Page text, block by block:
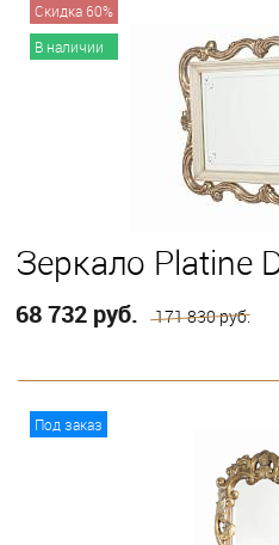
Скидка 60%
В наличии
Зеркало Platine
68 732 руб. 171 830 руб.
Под заказ